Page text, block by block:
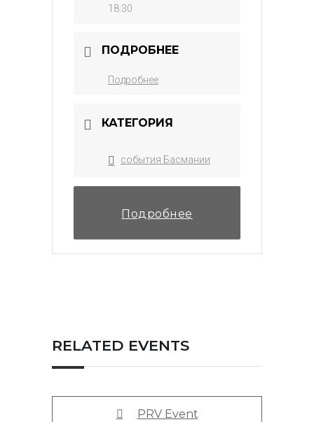
18:30
ПОДРОБНЕЕ
Подробнее
КАТЕГОРИЯ
события Басмании
Подробнее
RELATED EVENTS
PRV Event